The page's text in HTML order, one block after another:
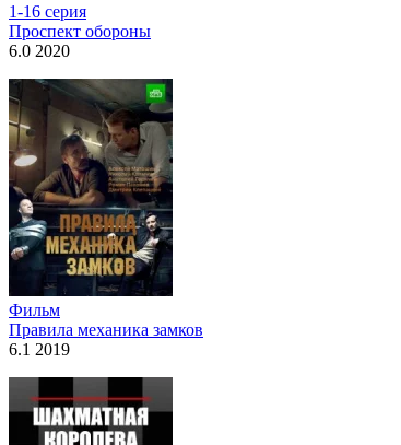
1-16 серия
Проспект обороны
6.0 2020
Фильм
Правила механика замков
6.1 2019